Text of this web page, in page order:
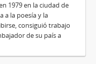
1979 en la ciudad de
a la poesía y la
consiguió trabajo
de su país a